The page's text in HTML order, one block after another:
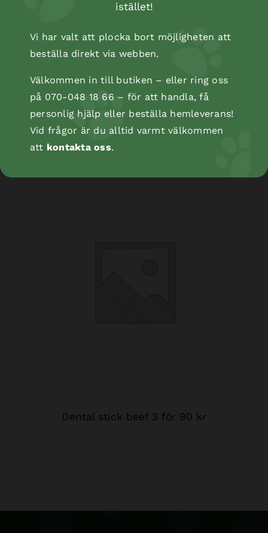
Kopåse
Dental stick beef 3 för 90 kr
istället!
Vi har valt att plocka bort möjligheten att
beställa direkt via webben.
Välkommen in till butiken – eller ring oss
på 070-048 18 66 – för att handla, få
personlig hjälp eller beställa hemleverans!
Vid frågor är du alltid varmt välkommen
att kontakta oss.